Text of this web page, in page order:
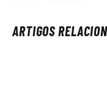
ARTIGOS